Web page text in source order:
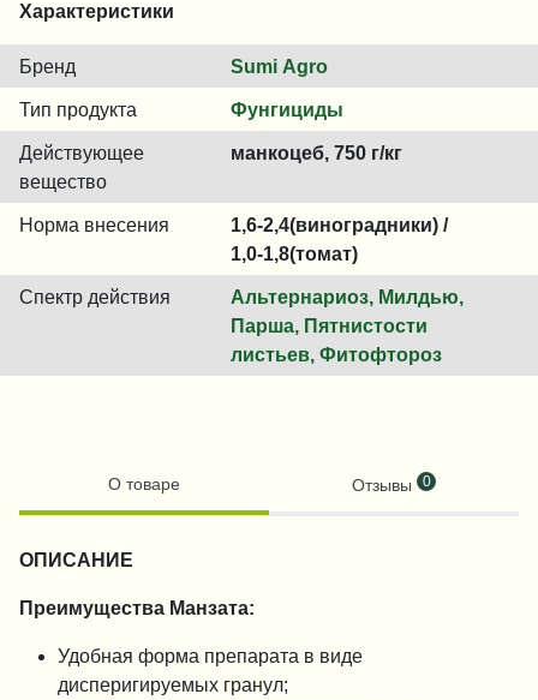
Характеристики
Бренд Sumi Agro
Тип продукта Фунгициды
Действующее
вещество
манкоцеб, 750 г/кг
Норма внесения
1,6-2,4(виноградники) /
1,0-1,8(томат)
Спектр действия
Альтернариоз, Милдью,
Парша, Пятнистости
листьев, Фитофтороз
О товаре Отзывы 0
ОПИСАНИЕ
Преимущества Манзата:
Удобная форма препарата в виде
дисперигируемых гранул;